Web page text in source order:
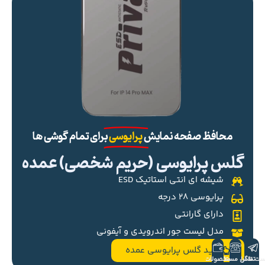
محافظ صفحه نمایشپرایوسیبرای تمام گوشی ها
گلس پرایوسی (حریم شخصی) عمده
شیشه ای انتی استاتیک ESD
پرایوسی ۲۸ درجه
دارای گارانتی
مدل لیست جور اندرویدی و آیفونی
خرید گلس پرایوسی عمده
تلگرام
تماس مستقیم
محصولات